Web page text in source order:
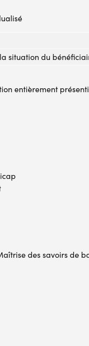
situation du
entièrement
des savoirs de